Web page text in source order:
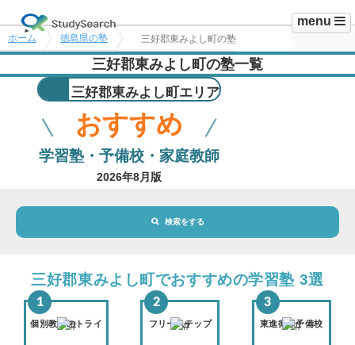
menu
ホーム 徳島県の塾 三好郡東みよし町の塾
三好郡東みよし町の塾一覧
三好郡東みよし町エリア
おすすめ
学習塾・予備校・家庭教師
2026年8月版
検索をする
地域・駅 三好郡東みよし町エリア
路線・駅 選択されていません
三好郡東みよし町でおすすめの学習塾 3選
個別教室のトライ フリーステップ 東進衛星予備校